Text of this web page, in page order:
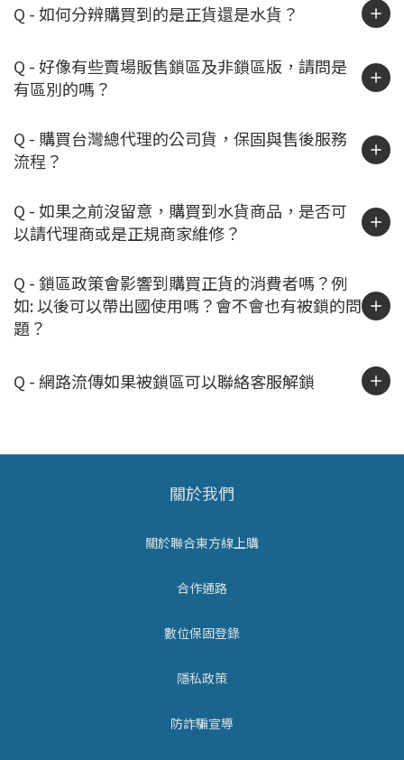
Q - 如何分辨購買到的是正貨還是水貨？
Q - 好像有些賣場販售鎖區及非鎖區版，請問是
有區別的嗎？
Q - 購買台灣總代理的公司貨，保固與售後服務
流程？
Q - 如果之前沒留意，購買到水貨商品，是否可
以請代理商或是正規商家維修？
Q - 鎖區政策會影響到購買正貨的消費者嗎？例
如: 以後可以帶出國使用嗎？會不會也有被鎖的問
題？
Q - 網路流傳如果被鎖區可以聯絡客服解鎖
關於我們
關於聯合東方線上購
合作通路
數位保固登錄
隱私政策
防詐騙宣導